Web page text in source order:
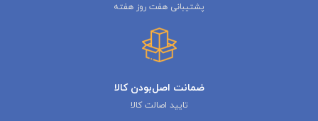
پشتیبانی هفت روز هفته
ضمانت اصل‌بودن کالا
تایید اصالت کالا